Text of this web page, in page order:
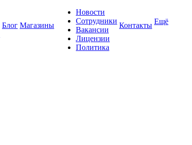
Блог Магазины
Новости
Сотрудники
Вакансии
Лицензии
Политика
Контакты Ещё